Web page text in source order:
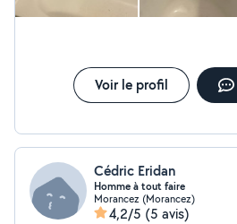
Voir le profil
Cédric Eridan
Homme à tout faire
Morancez (Morancez)
4,2/5 (5 avis)